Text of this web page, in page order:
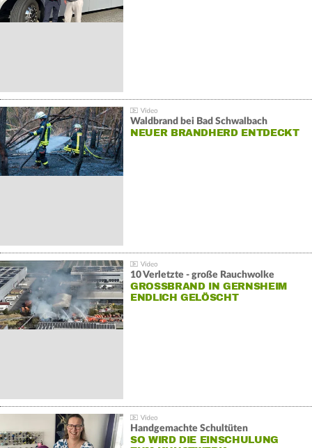
Waldbrand bei Bad Schwalbach
NEUER BRANDHERD ENTDECKT
10 Verletzte - große Rauchwolke
GROSSBRAND IN GERNSHEIM E
NDLICH GELÖSCHT
Handgemachte Schultüten
SO WIRD DIE EINSCHULUNG